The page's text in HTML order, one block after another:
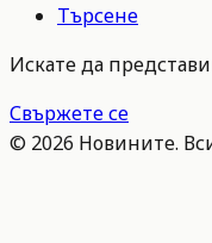
Търсене
Искате да
Свържете се
© 2026 Новините.